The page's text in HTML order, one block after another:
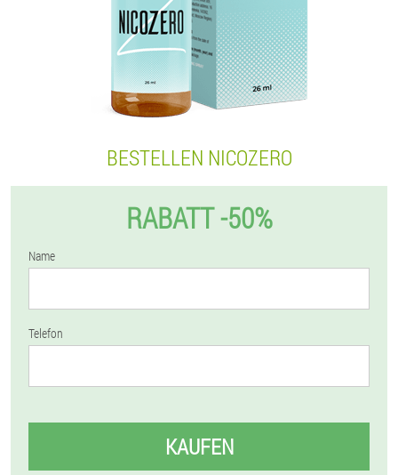
BESTELLEN NICOZERO
RABATT -50%
Name
Telefon
KAUFEN